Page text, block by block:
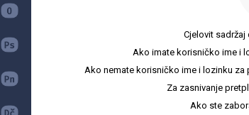
Cjelovit
Ako imate korisničko ime i
Ako nemate korisničko ime i lozinku
Za zasnivanje
Ako ste